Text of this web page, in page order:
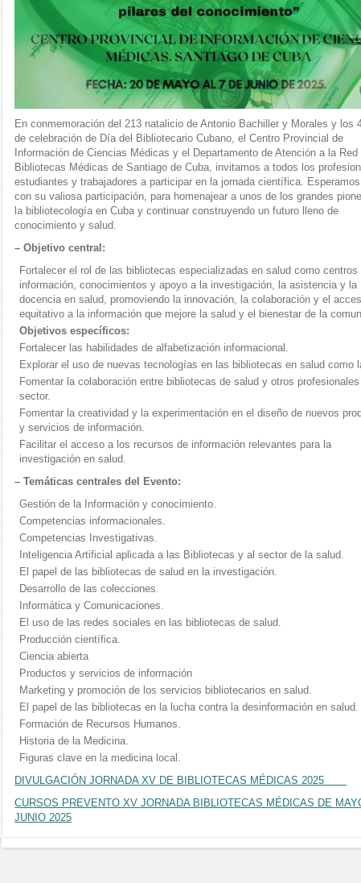
En conmemoración del 213 natalicio de Antonio Bachiller y Morales y los
de celebración de Día del Bibliotecario Cubano, el Centro Provincial de
Información de Ciencias Médicas y el Departamento de Atención a la Red
Bibliotecas Médicas de Santiago de Cuba, invitamos a todos los
estudiantes y trabajadores a participar en la jornada científica.
con su valiosa participación, para homenajear a unos de los grandes
la bibliotecología en Cuba y continuar construyendo un futuro lleno de
conocimiento y salud.
– Objetivo central:
Fortalecer el rol de las bibliotecas especializadas en salud como centros
información, conocimientos y apoyo a la investigación, la asistencia y la
docencia en salud, promoviendo la innovación, la colaboración y el
equitativo a la información que mejore la salud y el bienestar de la
Objetivos específicos:
Fortalecer las habilidades de alfabetización informacional.
Explorar el uso de nuevas tecnologías en las bibliotecas en salud como
Fomentar la colaboración entre bibliotecas de salud y otros profesionales
sector.
Fomentar la creatividad y la experimentación en el diseño de nuevos
y servicios de información.
Facilitar el acceso a los recursos de información relevantes para la
investigación en salud.
– Temáticas centrales del Evento:
Gestión de la Información y conocimiento.
Competencias informacionales.
Competencias Investigativas.
Inteligencia Artificial aplicada a las Bibliotecas y al sector de la salud.
El papel de las bibliotecas de salud en la investigación.
Desarrollo de las colecciones.
Informática y Comunicaciones.
El uso de las redes sociales en las bibliotecas de salud.
Producción científica.
Ciencia abierta
Productos y servicios de información
Marketing y promoción de los servicios bibliotecarios en salud.
El papel de las bibliotecas en la lucha contra la desinformación en salud.
Formación de Recursos Humanos.
Historia de la Medicina.
Figuras clave en la medicina local.
DIVULGACIÓN JORNADA XV DE BIBLIOTECAS MÉDICAS 2025
CURSOS PREVENTO XV JORNADA BIBLIOTECAS MÉDICAS DE
JUNIO 2025